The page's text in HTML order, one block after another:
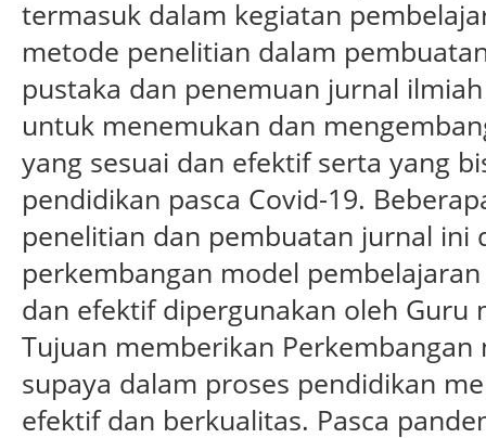
termasuk dalam kegiatan
metode penelitian dalam
pustaka dan penemuan jurnal
untuk menemukan dan
yang sesuai dan efektif serta yang
pendidikan pasca Covid-19.
penelitian dan pembuatan jurnal ini
perkembangan model
dan efektif dipergunakan oleh Guru
Tujuan memberikan
supaya dalam proses pendidikan
efektif dan berkualitas. Pasca